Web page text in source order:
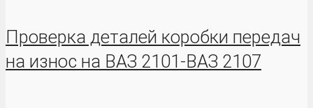
Проверка деталей коробки передач
на износ на ВАЗ 2101-ВАЗ 2107